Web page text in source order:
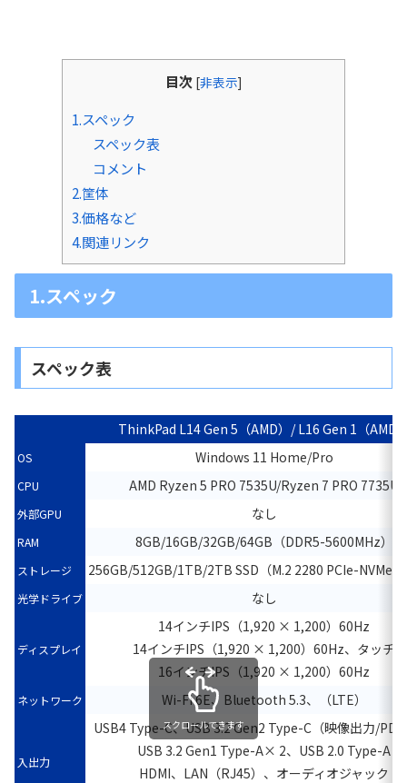
目次 [非表示]
1.スペック
スペック表
コメント
2.筐体
3.価格など
4.関連リンク
1.スペック
スペック表
ThinkPad L14 Gen 5（AMD）/ L16 Gen 1（AMD
OS Windows 11 Home/Pro
CPU AMD Ryzen 5 PRO 7535U/Ryzen 7 PRO 7735U
外部GPU なし
RAM 8GB/16GB/32GB/64GB（DDR5-5600MHz）
ストレージ 256GB/512GB/1TB/2TB SSD（M.2 2280 PCIe-NVMe
光学ドライブ なし
ディスプレイ
14インチIPS（1,920 × 1,200）60Hz
14インチIPS（1,920 × 1,200）60Hz、タッチ
16インチIPS（1,920 × 1,200）60Hz
ネットワーク Wi-Fi 6E、Bluetooth 5.3、（LTE）
入出力
USB4 Type-C、USB 3.2 Gen2 Type-C（映像出力/PD
USB 3.2 Gen1 Type-A× 2、USB 2.0 Type-A
HDMI、LAN（RJ45）、オーディオジャック
スクロールできます